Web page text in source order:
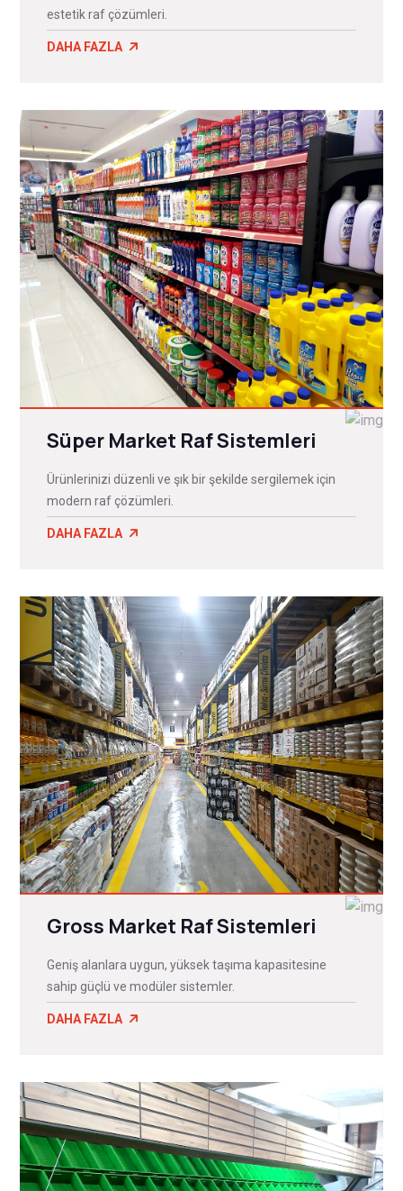
estetik raf çözümleri.
DAHA FAZLA
Süper Market Raf Sistemleri
Ürünlerinizi düzenli ve şık bir şekilde sergilemek için
modern raf çözümleri.
DAHA FAZLA
Gross Market Raf Sistemleri
Geniş alanlara uygun, yüksek taşıma kapasitesine
sahip güçlü ve modüler sistemler.
DAHA FAZLA